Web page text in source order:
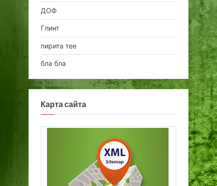
ДОФ
Глинт
пирита тее
бла бла
Карта сайта